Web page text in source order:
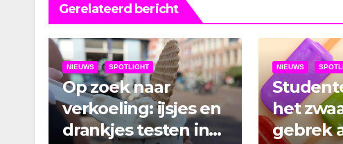
Gerelateerd bericht
NIEUWS SPOTLIGHT
Op zoek naar
verkoeling: ijsjes en
drankjes testen in
NIEUWS
het
gebrek